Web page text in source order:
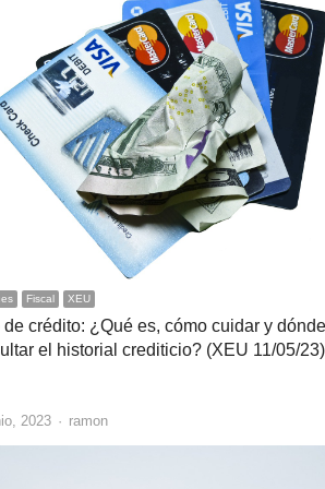
Fiscal XEU
de crédito: ¿Qué es, cómo cuidar y dónde
el historial crediticio? (XEU 11/05/23)
2023 Author
ramon